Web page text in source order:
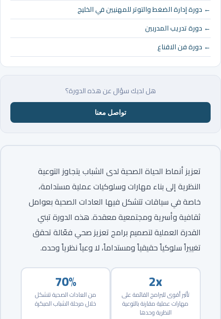
← دورة إدارة الضغط والتوتر للمهنيين في الخليج
← دورة تدريب المدربين
← دورة فن الاقناع
هل لديك سؤال عن هذه الدورة؟
تواصل معنا
تعزيز أنماط الحياة الصحية لدى الشباب يتجاوز التوعية
النظرية إلى بناء مهارات وسلوكيات عملية مستدامة،
خاصة في سياقات تتشكل فيها العادات الصحية بعوامل
ثقافية وأسرية ومجتمعية معقدة. هذه الدورة تبني
القدرة العملية لتصميم برامج تعزيز صحي فعّالة تحقق
تغييراً سلوكياً حقيقياً ومستداماً، لا وعياً نظرياً وحده.
70%
من العادات الصحية تتشكل
خلال مرحلة الشباب المبكرة
2x
تأثير أقوى للبرامج القائمة على
مهارات عملية مقارنة بالتوعية
النظرية وحدها